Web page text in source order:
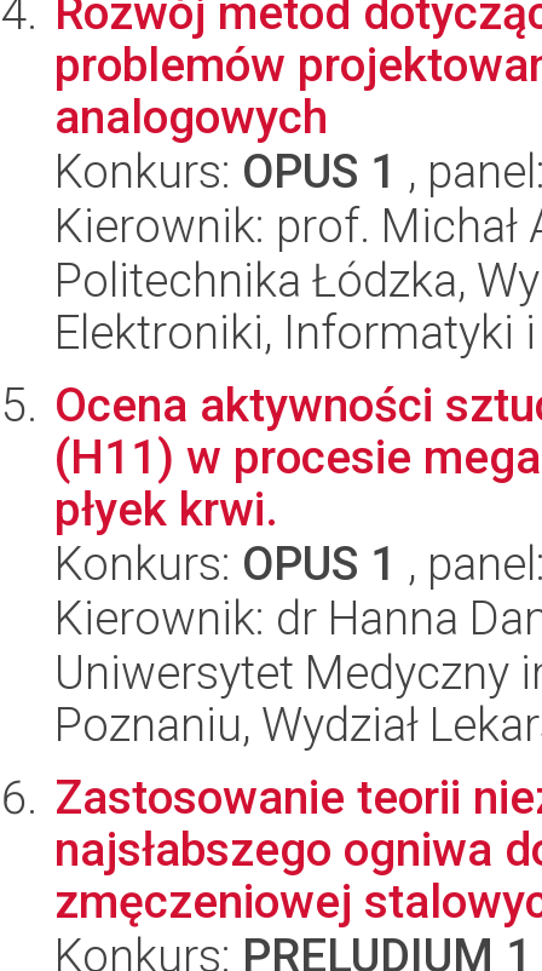
Rozwój metod
problemów
analogowych
Konkurs: OPUS 1 ,
Kierownik: prof. Michał
Politechnika Łódzka,
Elektroniki, Informatyki
Ocena aktywności
(H11) w procesie
płyek krwi.
Konkurs: OPUS 1 ,
Kierownik: dr Hanna
Uniwersytet Medyczny
Poznaniu, Wydział
Zastosowanie teorii
najsłabszego ogniwa
zmęczeniowej
Konkurs: PRELUDIUM 1